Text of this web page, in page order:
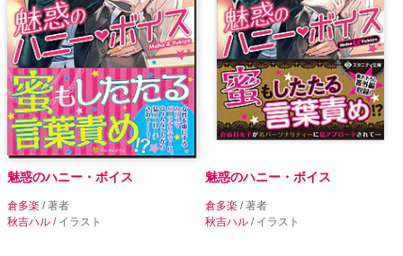
魅惑のハニー・ボイス
倉多楽 / 著者
秋吉ハル / イラスト
魅惑のハニー・ボイス
倉多楽 / 著者
秋吉ハル / イラスト